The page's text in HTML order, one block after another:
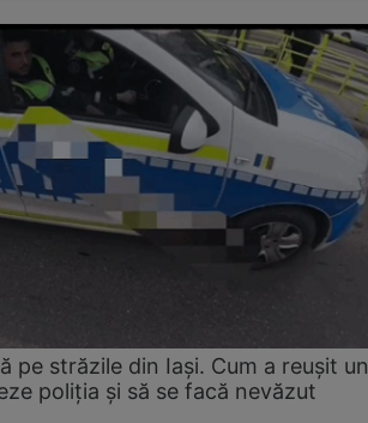
pe străzile din Iași. Cum a reușit un
poliția și să se facă nevăzut